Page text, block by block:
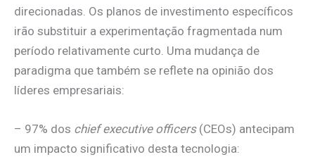
direcionadas. Os planos de investimento específicos
irão substituir a experimentação fragmentada num
período relativamente curto. Uma mudança de
paradigma que também se reflete na opinião dos
líderes empresariais:
– 97% dos chief executive officers(CEOs) antecipam
um impacto significativo desta tecnologia: